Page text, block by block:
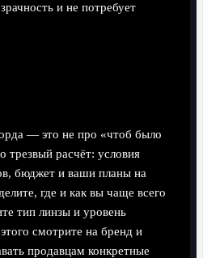
и не потребует
— это не про «чтоб было
трезвый расчёт: условия
бюджет и ваши планы на
где и как вы чаще всего
тип линзы и уровень
смотрите на бренд и
продавцам конкретные